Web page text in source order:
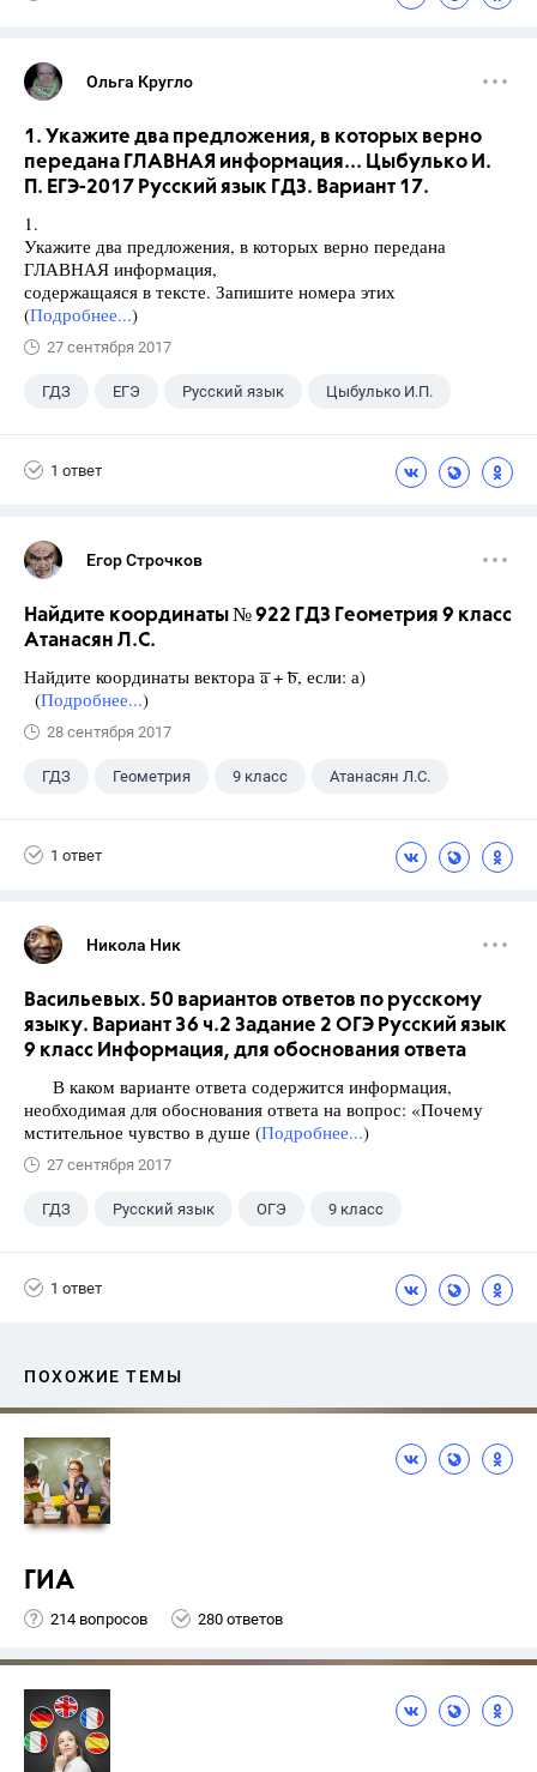
Ольга Кругло
1. Укажите два предложения, в которых верно
передана ГЛАВНАЯ информация... Цыбулько И.
П. ЕГЭ-2017 Русский язык ГДЗ. Вариант 17.
1.
Укажите два предложения, в которых верно передана
ГЛАВНАЯ информация,
содержащаяся в тексте. Запишите номера этих
(Подробнее...)
27 сентября 2017
ГДЗ ЕГЭ Русский язык Цыбулько И.П.
1 ответ
Егор Строчков
Найдите координаты № 922 ГДЗ Геометрия 9 класс
Атанасян Л.С.
Найдите координаты вектора ͞a + ͞b, если: а)
(Подробнее...)
28 сентября 2017
ГДЗ Геометрия 9 класс Атанасян Л.С.
1 ответ
Никола Ник
Васильевых. 50 вариантов ответов по русскому
языку. Вариант 36 ч.2 Задание 2 ОГЭ Русский язык
9 класс Информация, для обоснования ответа
В каком варианте ответа содержится информация,
необходимая для обоснования ответа на вопрос: «Почему
мстительное чувство в душе (Подробнее...)
27 сентября 2017
ГДЗ Русский язык ОГЭ 9 класс
1 ответ
ПОХОЖИЕ ТЕМЫ
ГИА
214 вопросов 280 ответов